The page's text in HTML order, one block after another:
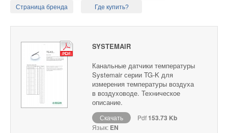
Страница бренда
Где купить?
SYSTEMAIR
Канальные датчики температуры
Systemair серии TG-K для
измерения температуры воздуха
в воздуховоде. Техническое
описание.
Скачать Pdf153.73 Kb
Язык: EN